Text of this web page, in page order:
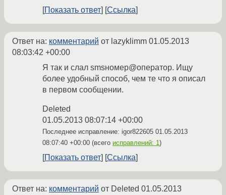
Показать ответ
Ссылка
Ответ на: комментарий от lazyklimm 01.05.2013
08:03:42 +00:00
Я так и слал smsномер@оператор. Ищу
более удобный способ, чем те что я описал
в первом сообщении.
Deleted
01.05.2013 08:07:14 +00:00
Последнее исправление: igor822605 01.05.2013
08:07:40 +00:00 (всего исправлений: 1)
Показать ответ Ссылка
Ответ на: комментарий от Deleted 01.05.2013